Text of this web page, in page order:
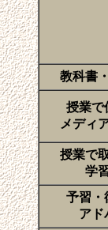
教科書
授業で
メディ
授業で
学
予習・
アド